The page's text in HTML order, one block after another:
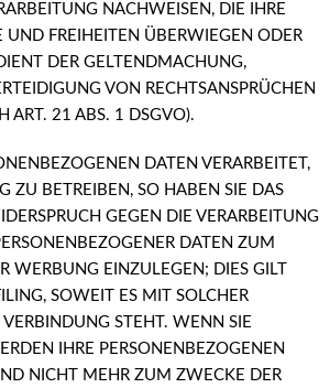
NACHWEISEN, DIE IHRE
UND FREIHEITEN ÜBERWIEGEN ODER
DER GELTENDMACHUNG,
VON RECHTSANSPRÜCHEN
ART. 21 ABS. 1 DSGVO).
DATEN VERARBEITET,
ZU BETREIBEN, SO HABEN SIE DAS
GEGEN DIE VERARBEITUNG
DATEN ZUM
WERBUNG EINZULEGEN; DIES GILT
SOWEIT ES MIT SOLCHER
STEHT. WENN SIE
IHRE PERSONENBEZOGENEN
NICHT MEHR ZUM ZWECKE DER